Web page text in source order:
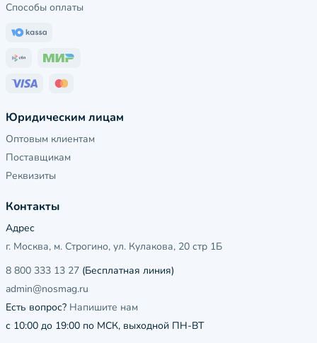
Способы оплаты
Юридическим лицам
Оптовым клиентам
Поставщикам
Реквизиты
Контакты
Адрес
г. Москва, м. Строгино, ул. Кулакова, 20 стр 1Б
8 800 333 13 27 (Бесплатная линия)
admin@nosmag.ru
Есть вопрос? Напишите нам
с 10:00 до 19:00 по МСК, выходной ПН-ВТ